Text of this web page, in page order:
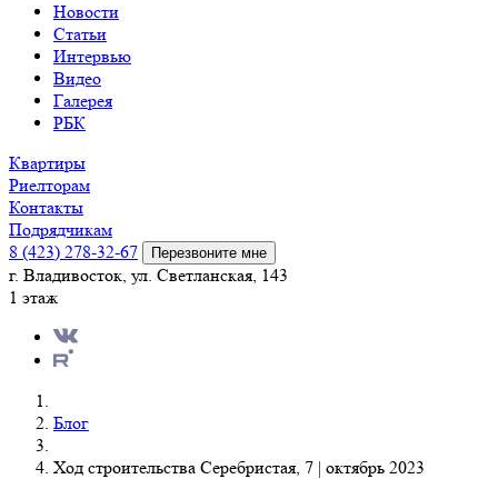
Новости
Статьи
Интервью
Видео
Галерея
РБК
Квартиры
Риелторам
Контакты
Подрядчикам
8 (423) 278-32-67
Перезвоните мне
г. Владивосток, ул. Светланская, 143
1 этаж
Блог
Ход строительства Серебристая, 7 | октябрь 2023